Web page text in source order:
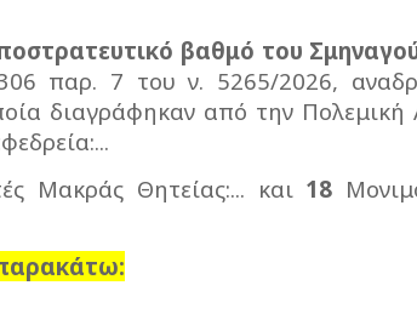
βαθμό του
παρ. 7 του ν. 5265/2026,
διαγράφηκαν από την Πολεμική
Μακράς Θητείας:... και 18